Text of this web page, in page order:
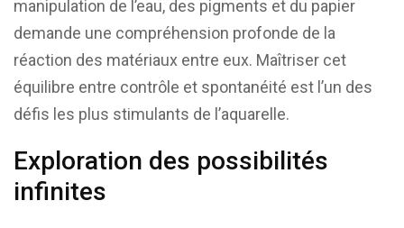
manipulation de l’eau, des pigments et du papier
demande une compréhension profonde de la
réaction des matériaux entre eux. Maîtriser cet
équilibre entre contrôle et spontanéité est l’un des
défis les plus stimulants de l’aquarelle.
Exploration des possibilités
infinites